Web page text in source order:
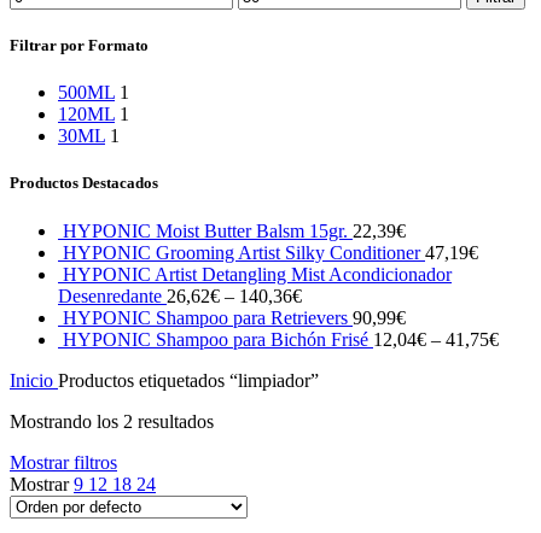
mínimo
máximo
Filtrar por Formato
500ML 1
120ML 1
30ML 1
Productos Destacados
HYPONIC Moist Butter Balsm 15gr. 22,39€
HYPONIC Grooming Artist Silky Conditioner47,19€
HYPONIC Artist Detangling Mist Acondicionador
Desenredante 26,62€ – 140,36€
HYPONIC Shampoo para Retrievers 90,99€
HYPONIC Shampoo para Bichón Frisé 12,04€ – 41,75€
Inicio Productos etiquetados “limpiador”
Mostrando los 2 resultados
Mostrar filtros
Mostrar9 12 18 24